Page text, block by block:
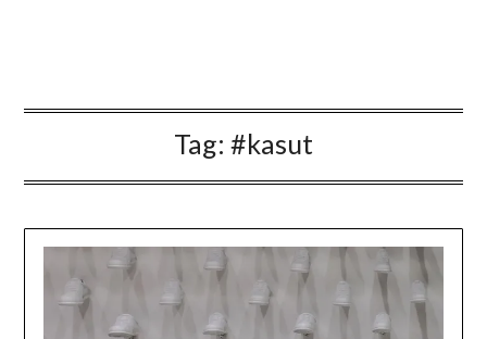
Tag: #kasut